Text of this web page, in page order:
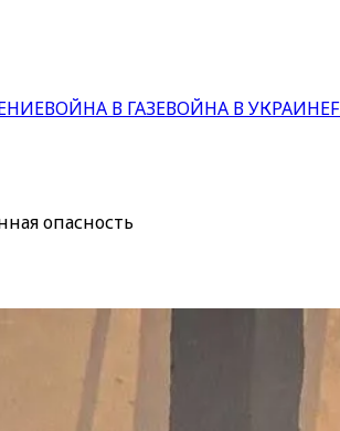
ВОЙНА В ГАЗЕВОЙНА В УКРАИНЕ
опасность